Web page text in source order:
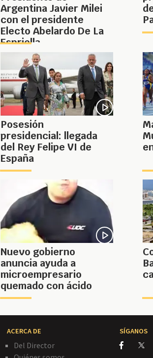
Argentina Javier Milei
con el presidente
Electo Abelardo De La
Espriella
Posesión
presidencial: llegada
del Rey Felipe VI de
España
Nuevo gobierno
anuncia ayuda a
microempresario
quemado con ácido
ACERCA DE
Del Director
SÍGANOS